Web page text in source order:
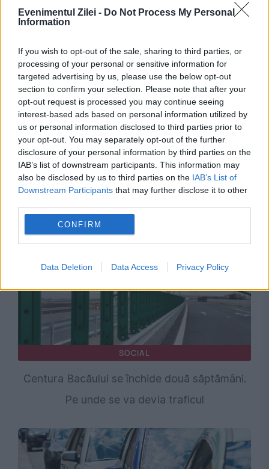
Evenimentul Zilei - Do Not Process My Personal
Information
If you wish to opt-out of the sale, sharing to third parties, or
processing of your personal or sensitive information for
targeted advertising by us, please use the below opt-out
section to confirm your selection. Please note that after your
opt-out request is processed you may continue seeing
interest-based ads based on personal information utilized by
us or personal information disclosed to third parties prior to
your opt-out. You may separately opt-out of the further
disclosure of your personal information by third parties on the
IAB’s list of downstream participants. This information may
also be disclosed by us to third parties on the IAB’s List of
Downstream Participants that may further disclose it to other
CONFIRM
Data Deletion Data Access Privacy Policy
Recomandările noastre
SOCIAL
Centura Bacăului se închide două săptămâni.
Pe unde se va devia traficul